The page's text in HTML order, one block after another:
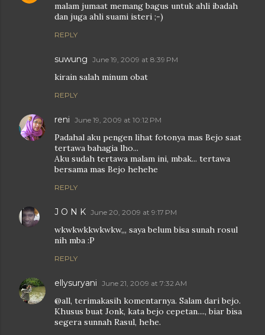
malam jumaat memang bagus untuk ahli ibadah
dan juga ahli suami isteri ;-)
REPLY
suwung June 19, 2009 at 8:39 PM
kirain salah minum obat
REPLY
reni June 19, 2009 at 10:12 PM
Padahal aku pengen lihat fotonya mas Bejo saat
tertawa bahagia lho...
Aku sudah tertawa malam ini, mbak... tertawa
bersama mas Bejo hehehe
REPLY
J O N K June 20, 2009 at 9:17 PM
wkwkwkkwkwkw,,, saya belum bisa sunah rosul
nih mba :P
REPLY
ellysuryani June 21, 2009 at 7:32 AM
@all, terimakasih komentarnya. Salam dari bejo.
Khusus buat Jonk, kata bejo cepetan...., biar bisa
segera sunnah Rasul, hehe.